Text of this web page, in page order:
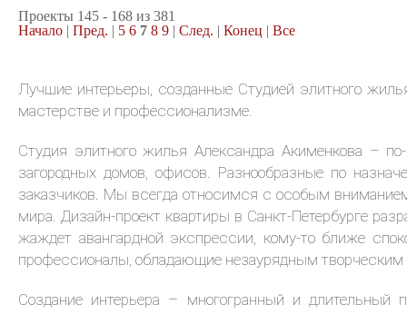
Проекты 145 - 168 из 381
Начало | Пред. | 5 6 7 8 9 | След. | Конец | Все
Лучшие интерьеры, созданные Студией элитного
мастерстве и профессионализме.
Студия элитного жилья Александра Акименкова –
загородных домов, офисов. Разнообразные по
заказчиков. Мы всегда относимся с особым
мира. Дизайн-проект квартиры в Санкт-Петербурге
жаждет авангардной экспрессии, кому-то ближе
профессионалы, обладающие незаурядным
Создание интерьера – многогранный и длительный